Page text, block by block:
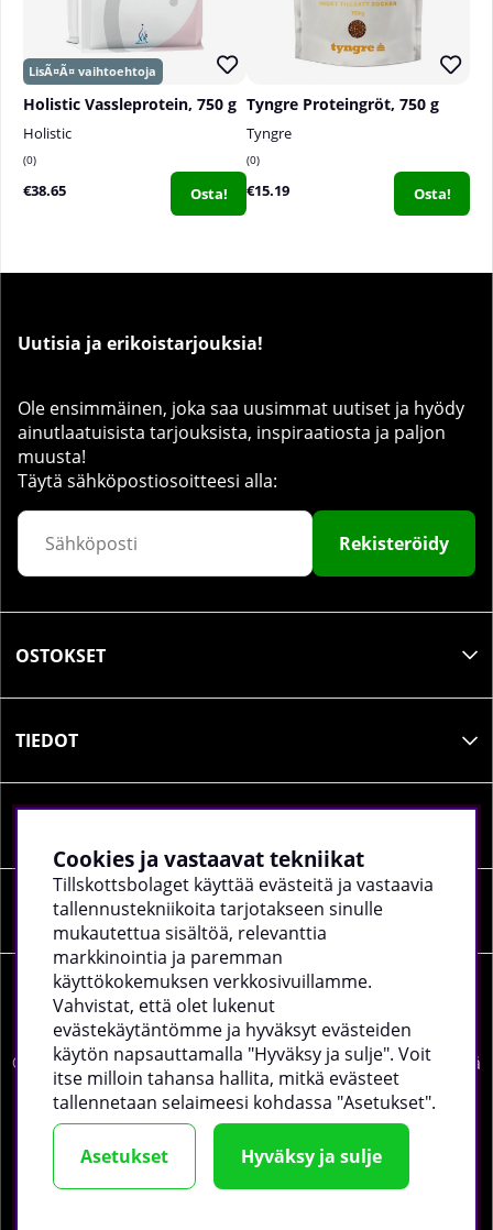
Holistic Vassleprotein, 750 g
Holistic
0
€38.65 Osta!
Tyngre Proteingröt, 750 g
Tyngre
0
€15.19 Osta!
Uutisia ja erikoistarjouksia!
Ole ensimmäinen, joka saa uusimmat uutiset ja hyödy
ainutlaatuisista tarjouksista, inspiraatiosta ja paljon
muusta!
Täytä sähköpostiosoitteesi alla:
Rekisteröidy
OSTOKSET
TIEDOT
YRITYKSEN TIEDOT
© 2026 tillskottsbolaget.fi. Käytämme evästeitä -lue lisää
täältä.
Cookies ja vastaavat tekniikat
Tillskottsbolaget käyttää evästeitä ja vastaavia
tallennustekniikoita tarjotakseen sinulle
mukautettua sisältöä, relevanttia
markkinointia ja paremman
käyttökokemuksen verkkosivuillamme.
Vahvistat, että olet lukenut
evästekäytäntömme ja hyväksyt evästeiden
käytön napsauttamalla "Hyväksy ja sulje". Voit
itse milloin tahansa hallita, mitkä evästeet
tallennetaan selaimeesi kohdassa "Asetukset".
Asetukset Hyväksy ja sulje